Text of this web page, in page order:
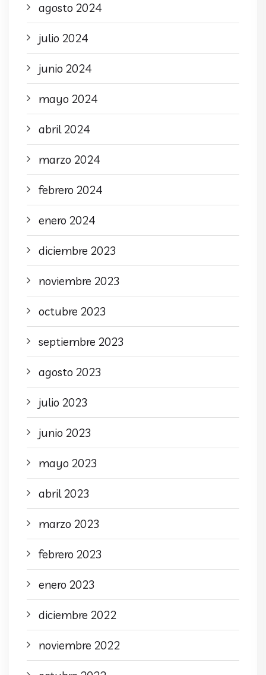
agosto 2024
julio 2024
junio 2024
mayo 2024
abril 2024
marzo 2024
febrero 2024
enero 2024
diciembre 2023
noviembre 2023
octubre 2023
septiembre 2023
agosto 2023
julio 2023
junio 2023
mayo 2023
abril 2023
marzo 2023
febrero 2023
enero 2023
diciembre 2022
noviembre 2022